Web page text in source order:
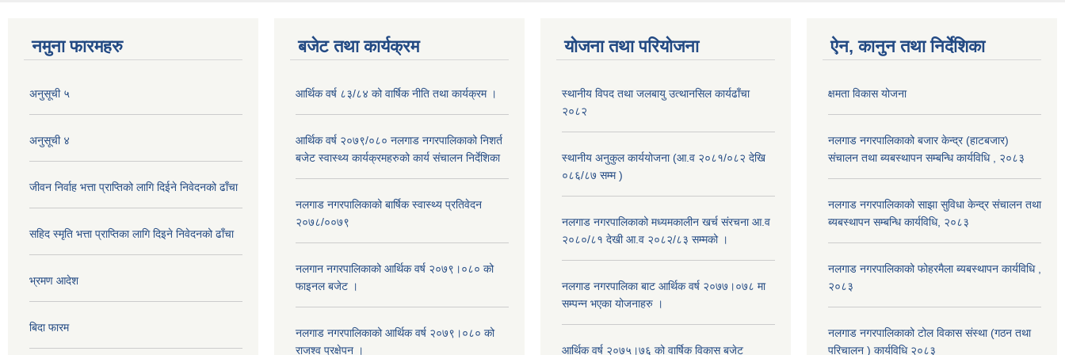
नमुना फारमहरु
अनुसूची ५
अनुसूची ४
जीवन निर्वाह भत्ता प्राप्तिको लागि दिईने निवेदनको ढाँचा
सहिद स्मृति भत्ता प्राप्तिका लागि दिइने निवेदनको ढाँचा
भ्रमण आदेश
बिदा फारम
बजेट तथा कार्यक्रम
आर्थिक वर्ष ८३/८४ को वार्षिक नीति तथा कार्यक्रम ।
आर्थिक वर्ष २०७९/०८० नलगाड नगरपालिकाको निशर्त
बजेट स्वास्थ्य कार्यक्रमहरुको कार्य संचालन निर्देशिका
नलगाड नगरपालिकाको बार्षिक स्वास्थ्य प्रतिवेदन
२०७८/००७९
नलगान नगरपालिकाको आर्थिक वर्ष २०७९।०८० को
फाइनल बजेट ।
नलगाड नगरपालिकाको आर्थिक वर्ष २०७९।०८० को
राजश्व प्रक्षेपन ।
योजना तथा परियोजना
स्थानीय विपद तथा जलबायु उत्थानसिल कार्यढाँचा
२०८२
स्थानीय अनुकुल कार्ययोजना (आ.व २०८१/०८२ देखि
०८६/८७ सम्म )
नलगाड नगरपालिकाको मध्यमकालीन खर्च संरचना आ.व
२०८०/८१ देखी आ.व २०८२/८३ सम्मको ।
नलगाड नगरपालिका बाट आर्थिक वर्ष २०७७।०७८ मा
सम्पन्न भएका योजनाहरु ।
आर्थिक वर्ष २०७५।७६ को वार्षिक विकास बजेट
ऐन, कानुन तथा निर्देशिका
क्षमता विकास योजना
नलगाड नगरपालिकाको बजार केन्द्र (हाटबजार)
संचालन तथा ब्यबस्थापन सम्बन्धि कार्यविधि , २०८३
नलगाड नगरपालिकाको साझा सुविधा केन्द्र संचालन तथा
ब्यबस्थापन सम्बन्धि कार्यविधि, २०८३
नलगाड नगरपालिकाको फोहरमैला ब्यबस्थापन कार्यविधि ,
२०८३
नलगाड नगरपालिकाको टोल विकास संस्था (गठन तथा
परिचालन ) कार्यविधि २०८३